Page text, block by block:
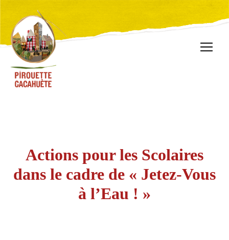
Actions pour les Scolaires
dans le cadre de « Jetez-Vous
à l’Eau ! »